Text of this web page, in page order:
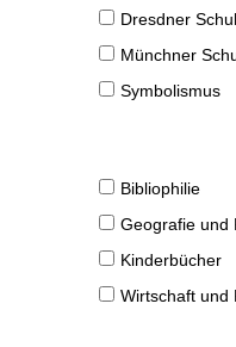
Dresdner
Münchner
Symbolismus
Bibliophilie
Geografie und
Kinderbücher
Wirtschaft und